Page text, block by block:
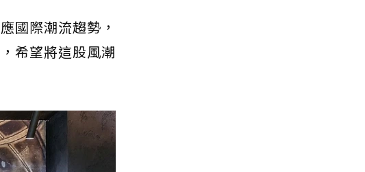
國際潮流趨勢，
希望將這股風潮